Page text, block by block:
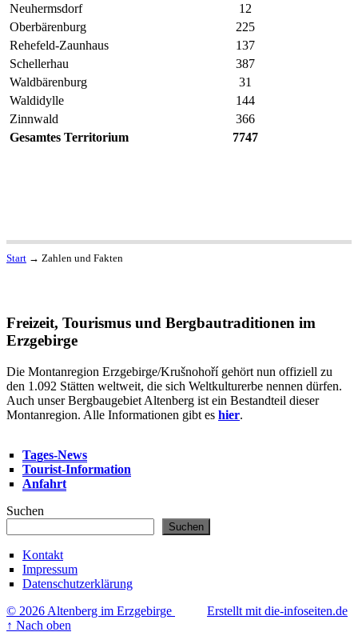
Neuhermsdorf
12
Oberbärenburg
225
Rehefeld-Zaunhaus
137
Schellerhau
387
Waldbärenburg
31
Waldidylle
144
Zinnwald
366
Gesamtes Territorium
7747
Start → Zahlen und Fakten
Freizeit, Tourismus und Bergbautraditionen im
Erzgebirge
Die Montanregion Erzgebirge/Krušnohoří gehört nun offiziell zu
den 1.092 Stätten weltweit, die sich Weltkulturerbe nennen dürfen.
Auch unser Bergbaugebiet Altenberg ist ein Bestandteil dieser
Montanregion. Alle Informationen gibt es hier.
Tages-News
Tourist-Information
Anfahrt
Suchen
Suchen
Kontakt
Impressum
Datenschutzerklärung
© 2026 Altenberg im Erzgebirge
Erstellt mit die-infoseiten.de
↑ Nach oben